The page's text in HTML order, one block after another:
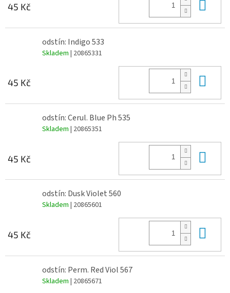
45 Kč
odstín: Indigo 533
Skladem | 20865331
45 Kč
odstín: Cerul. Blue Ph 535
Skladem | 20865351
45 Kč
odstín: Dusk Violet 560
Skladem | 20865601
45 Kč
odstín: Perm. Red Viol 567
Skladem | 20865671